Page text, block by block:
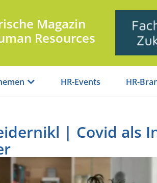
Magazin
Resources
HR-Events HR-
| Covid als